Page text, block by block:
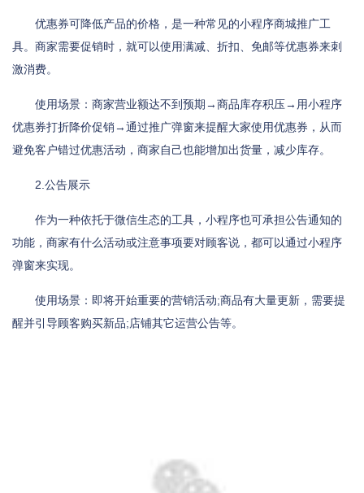
优惠券可降低产品的价格，是一种常见的小程序商城推广工
具。商家需要促销时，就可以使用满减、折扣、免邮等优惠券来刺
激消费。
使用场景：商家营业额达不到预期→商品库存积压→用小程序
优惠券打折降价促销→通过推广弹窗来提醒大家使用优惠券，从而
避免客户错过优惠活动，商家自己也能增加出货量，减少库存。
2.公告展示
作为一种依托于微信生态的工具，小程序也可承担公告通知的
功能，商家有什么活动或注意事项要对顾客说，都可以通过小程序
弹窗来实现。
使用场景：即将开始重要的营销活动;商品有大量更新，需要提
醒并引导顾客购买新品;店铺其它运营公告等。